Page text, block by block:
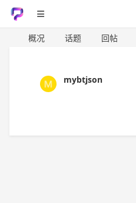
概况 话题 回帖
mybtjson